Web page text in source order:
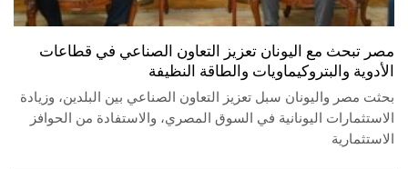
مصر تبحث مع اليونان تعزيز التعاون الصناعي في قطاعات
الأدوية والبتروكيماويات والطاقة النظيفة
بحثت مصر واليونان سبل تعزيز التعاون الصناعي بين البلدين، وزيادة
الاستثمارات اليونانية في السوق المصري، والاستفادة من الحوافز
الاستثمارية